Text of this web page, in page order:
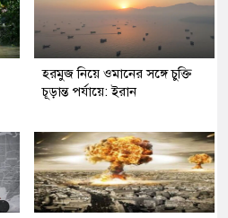
হরমুজ নিয়ে ওমানের সঙ্গে চুক্তি
চূড়ান্ত পর্যায়ে: ইরান